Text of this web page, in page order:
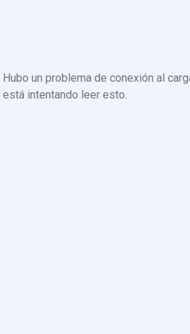
Hubo un problema de conexión al
está intentando leer esto.